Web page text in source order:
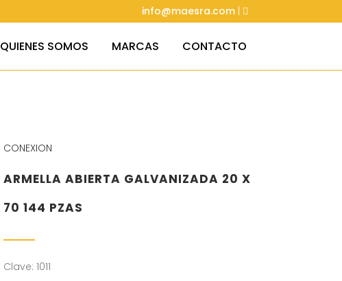
info@maesra.com
QUIENES SOMOS MARCAS CONTACTO
CONEXION
ARMELLA ABIERTA GALVANIZADA 20 X
70 144 PZAS
Clave: 1011